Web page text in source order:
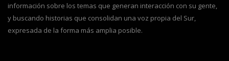
información sobre los temas que generan interacción con su gente,
y buscando historias que consolidan una voz propia del Sur,
expresada de la forma más amplia posible.